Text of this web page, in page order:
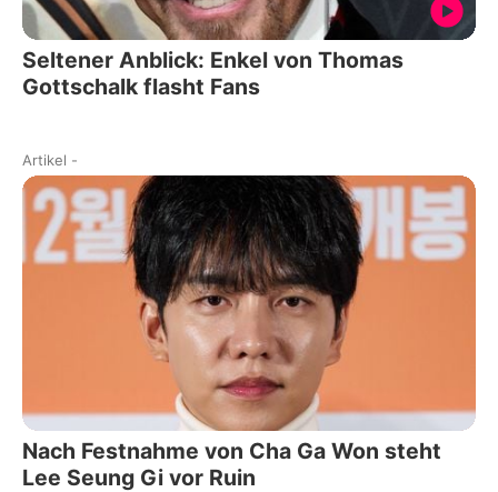
Seltener Anblick: Enkel von Thomas
Gottschalk flasht Fans
Artikel -
Nach Festnahme von Cha Ga Won steht
Lee Seung Gi vor Ruin